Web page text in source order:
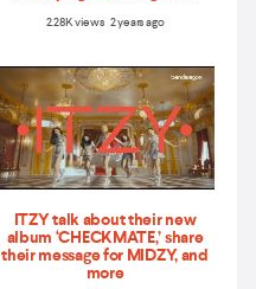
2.28K views 2 years ago
ITZY talk about their new
album ‘CHECKMATE,’ share
their message for MIDZY, and
more